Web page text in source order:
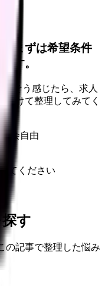
まずは希望条件
す。
」そう感じたら、求人
分けて整理してみてく
退会自由
てください
す
の記事で整理した悩み